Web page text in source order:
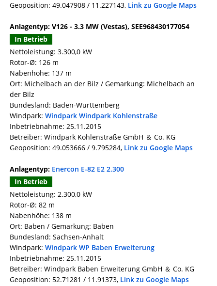
Geoposition: 49.047908 / 11.227143, Link zu Google Maps
Anlagentyp: V126 - 3.3 MW (Vestas), SEE968430177054
In Betrieb
Nettoleistung: 3.300,0 kW
Rotor-Ø: 126 m
Nabenhöhe: 137 m
Ort: Michelbach an der Bilz / Gemarkung: Michelbach an
der Bilz
Bundesland: Baden-Württemberg
Windpark: Windpark Windpark Kohlenstraße
Inbetriebnahme: 25.11.2015
Betreiber: Windpark Kohlenstraße GmbH ＆ Co. KG
Geoposition: 49.053666 / 9.795284, Link zu Google Maps
Anlagentyp: Enercon E-82 E2 2.300
In Betrieb
Nettoleistung: 2.300,0 kW
Rotor-Ø: 82 m
Nabenhöhe: 138 m
Ort: Baben / Gemarkung: Baben
Bundesland: Sachsen-Anhalt
Windpark: Windpark WP Baben Erweiterung
Inbetriebnahme: 25.11.2015
Betreiber: Windpark Baben Erweiterung GmbH ＆ Co. KG
Geoposition: 52.71281 / 11.91373, Link zu Google Maps